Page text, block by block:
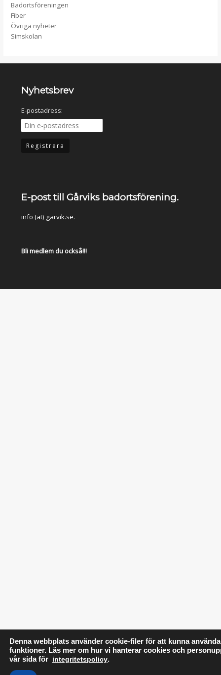
Badortsföreningen
Fiber
Övriga nyheter
Simskolan
Nyhetsbrev
E-postadress:
E-post till Gårviks badortsförening.
info (at) garvik.se.
Bli medlem du också!!!
Denna webbplats använder cookie-filer för att kunna
funktioner. Läs mer om hur vi hanterar cookies och
vår sida för integritetspolicy.